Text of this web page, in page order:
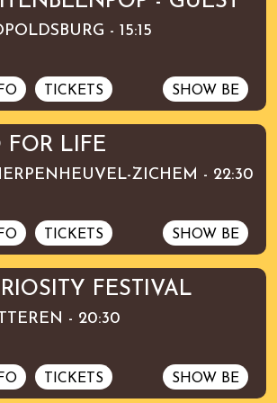
- 15:15
TICKETS SHOW BE
FOR LIFE
ZICHEM - 22:30
TICKETS SHOW BE
FESTIVAL
- 20:30
TICKETS SHOW BE